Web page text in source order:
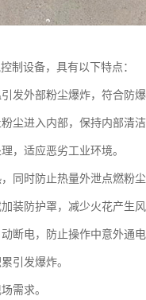
制设备，具有以下特点：
外部粉尘爆炸，符合防爆
尘进入内部，保持内部清洁
，适应恶劣工业环境。
同时防止热量外泄点燃粉尘
装防护罩，减少火花产生风
断电，防止操作中意外通电
引发爆炸。
需求。